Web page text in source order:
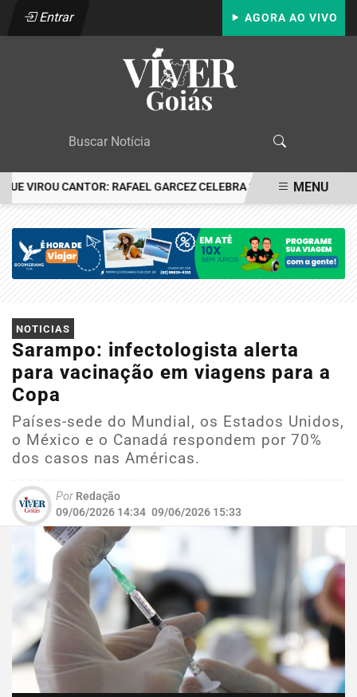
Entrar AGORA AO VIVO
CANTOR: RAFAEL GARCEZ CELEBRA 24 ANOS COM FESTA
MENU
NOTICIAS
Sarampo: infectologista alerta
para vacinação em viagens para a
Copa
Países-sede do Mundial, os Estados Unidos,
o México e o Canadá respondem por 70%
dos casos nas Américas.
Por Redação
09/06/2026 14:34 09/06/2026 15:33